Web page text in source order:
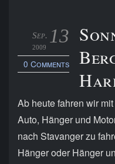
13
Sep.
2009
0 Comments
Ab heute fahren wir
Auto, Hänger und
nach Stavanger zu
Hänger oder Hänger